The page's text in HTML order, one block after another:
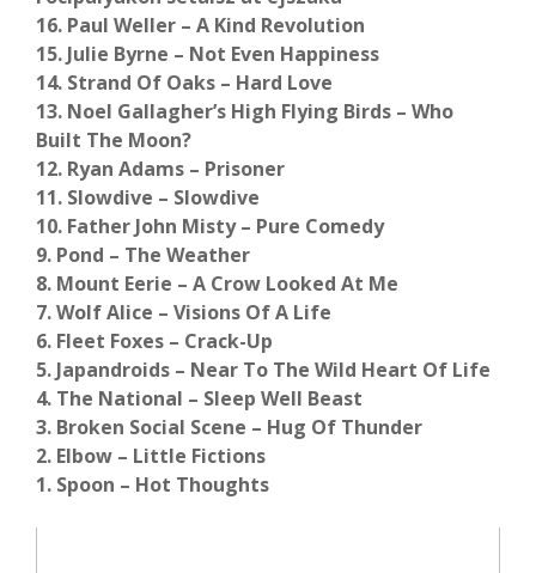
16. Paul Weller – A Kind Revolution
15. Julie Byrne – Not Even Happiness
14. Strand Of Oaks – Hard Love
13. Noel Gallagher’s High Flying Birds – Who
Built The Moon?
12. Ryan Adams – Prisoner
11. Slowdive – Slowdive
10. Father John Misty – Pure Comedy
9. Pond – The Weather
8. Mount Eerie – A Crow Looked At Me
7. Wolf Alice – Visions Of A Life
6. Fleet Foxes – Crack-Up
5. Japandroids – Near To The Wild Heart Of Life
4. The National – Sleep Well Beast
3. Broken Social Scene – Hug Of Thunder
2. Elbow – Little Fictions
1. Spoon – Hot Thoughts